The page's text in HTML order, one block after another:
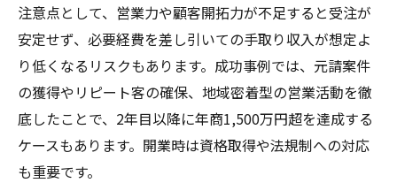
注意点として、営業力や顧客開拓力が不足すると受注が
安定せず、必要経費を差し引いての手取り収入が想定よ
り低くなるリスクもあります。成功事例では、元請案件
の獲得やリピート客の確保、地域密着型の営業活動を徹
底したことで、2年目以降に年商1,500万円超を達成する
ケースもあります。開業時は資格取得や法規制への対応
も重要です。